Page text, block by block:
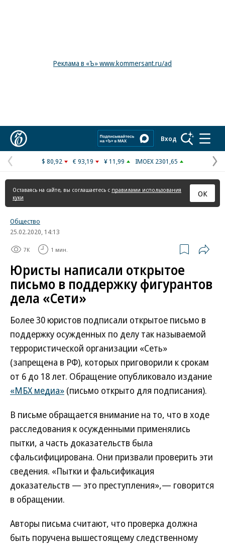
Реклама в «Ъ» www.kommersant.ru/ad
Вход
Предыдущая
страница
$ 80,92 € 93,19 ¥ 11,99 IMOEX 2301,65
Оставаясь на сайте, вы соглашаетесь с правилами использования
куки
ОК
Общество
25.02.2020, 14:13
7K 1 мин.
Юристы написали открытое
письмо в поддержку фигурантов
дела «Сети»
Более 30 юристов подписали открытое письмо в
поддержку осужденных по делу так называемой
террористической организации «Сеть»
(запрещена в РФ), которых приговорили к срокам
от 6 до 18 лет. Обращение опубликовало издание
«МБХ медиа» (письмо открыто для подписания).
В письме обращается внимание на то, что в ходе
расследования к осужденными применялись
пытки, а часть доказательств была
сфальсифицирована. Они призвали проверить эти
сведения. «Пытки и фальсификация
доказательств — это преступления»,— говорится
в обращении.
Авторы письма считают, что проверка должна
быть поручена вышестоящему следственному